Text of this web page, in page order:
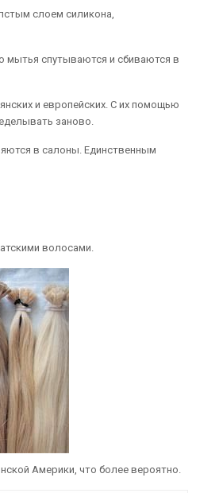
слоем силикона,
мытья спутываются и сбиваются в
и европейских. С их помощью
заново.
в салоны. Единственным
волосами.
Америки, что более вероятно.